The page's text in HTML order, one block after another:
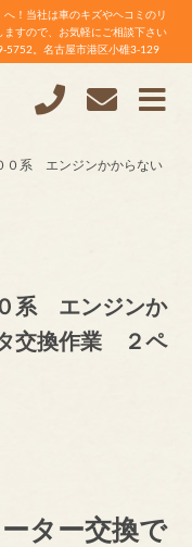
！当社は車のキズやヘコミのリ
すので、お気軽にご相談下さい
5752。名古屋市港区小碓3-129
０系 エンジンかからない
系 エンジンか
交換作業 ２ペ
ター交換で